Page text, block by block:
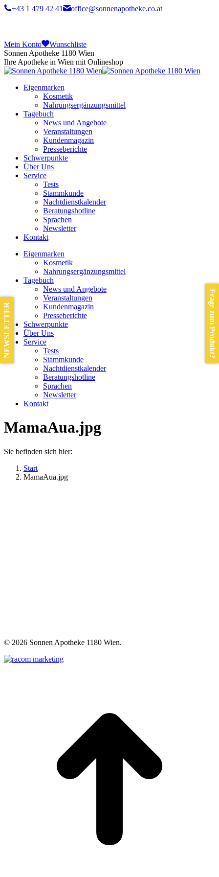
+43 1 479 42 41 office@sonnenapotheke.co.at
Mein Konto
Wunschliste
Sonnen Apotheke 1180 Wien
Ihre Apotheke in Wien mit Onlineshop
Eigenmarken
Kosmetik
Nahrungsergänzungsmittel
Tagebuch
News und Angebote
Veranstaltungen
Kundenmagazin
Presseberichte
Schwerpunkte
Über Uns
Service
Tests
Stammkunde
Nachtdienstkalender
Beratungshotline
Sprachen
Newsletter
Kontakt
Eigenmarken
Kosmetik
Nahrungsergänzungsmittel
Tagebuch
News und Angebote
Veranstaltungen
Kundenmagazin
Presseberichte
Schwerpunkte
Über Uns
Service
Tests
Stammkunde
Nachtdienstkalender
Beratungshotline
Sprachen
Newsletter
Kontakt
MamaAua.jpg
Sie befinden sich hier:
Start
MamaAua.jpg
© 2026 Sonnen Apotheke 1180 Wien.
Frage zum Produkt?
NEWSLETTER